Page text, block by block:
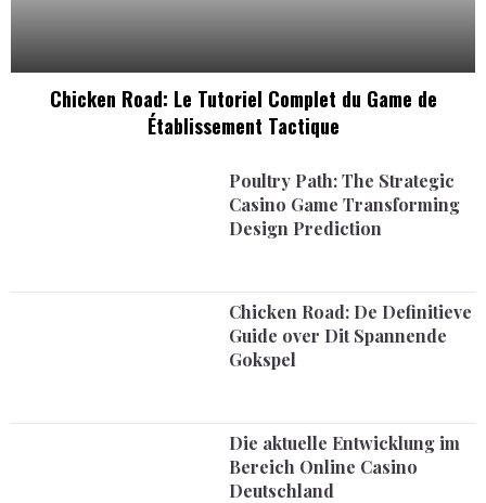
Chicken Road: Le Tutoriel Complet du Game de
Établissement Tactique
Poultry Path: The Strategic
Casino Game Transforming
Design Prediction
Chicken Road: De Definitieve
Guide over Dit Spannende
Gokspel
Die aktuelle Entwicklung im
Bereich Online Casino
Deutschland